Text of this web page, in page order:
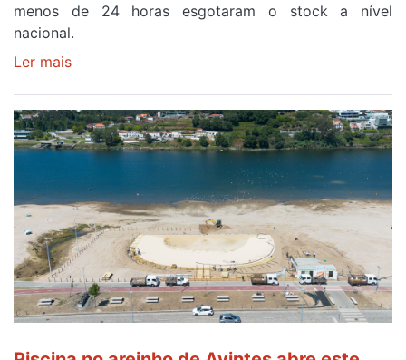
menos de 24 horas esgotaram o stock a nível
nacional.
Ler mais
para
observar
eclipse
solar
esgotam
em
menos
de
24